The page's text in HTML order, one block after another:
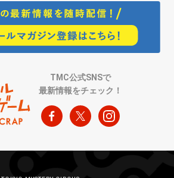
TMC公式SNSで
最新情報をチェック！